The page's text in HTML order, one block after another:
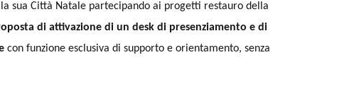
sua Città Natale partecipando ai progetti restauro della
di attivazione di un desk di presenziamento e di
con funzione esclusiva di supporto e orientamento, senza